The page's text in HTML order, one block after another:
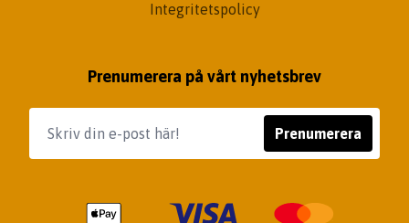
Integritetspolicy
Prenumerera på vårt nyhetsbrev
Prenumerera